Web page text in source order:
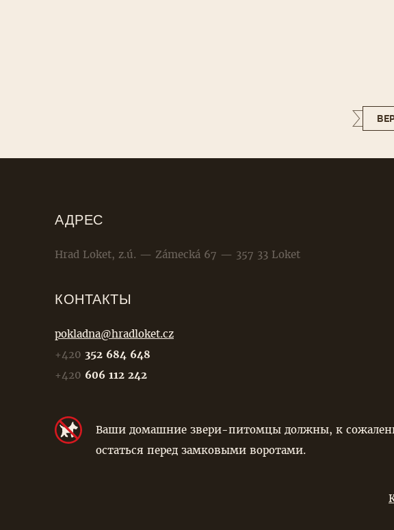
АДРЕС
Hrad Loket, z.ú. — Zámecká 67 — 357 33 Loket
КОНТАКТЫ
pokladna@hradloket.cz
+420 352 684 648
+420 606 112 242
Ваши домашние звери-питомцы должны, к
остаться перед замковыми воротами.